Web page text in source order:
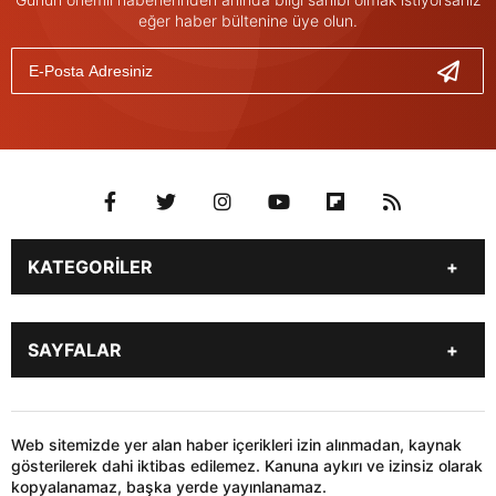
eğer haber bültenine üye olun.
KATEGORİLER
Genel
Gündem
Son Dakika
İstanbul
Stk
Siyaset
Dünya
Sağlık
Teknoloji
SAYFALAR
HABER GÖNDER
Web sitemizde yer alan haber içerikleri izin alınmadan, kaynak
gösterilerek dahi iktibas edilemez. Kanuna aykırı ve izinsiz olarak
kopyalanamaz, başka yerde yayınlanamaz.